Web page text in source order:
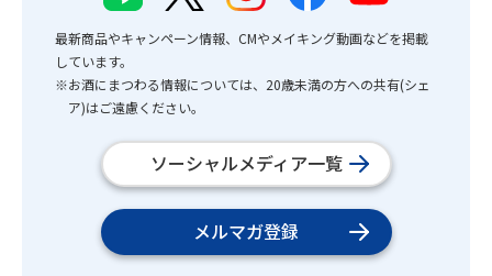
最新商品やキャンペーン情報、CMやメイキング動画などを掲載
しています。
※お酒にまつわる情報については、20歳未満の方への共有(シェ
ア)はご遠慮ください。
ソーシャルメディア一覧
メルマガ登録